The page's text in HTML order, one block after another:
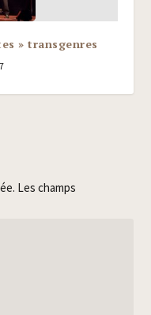
» transgenres
Les champs